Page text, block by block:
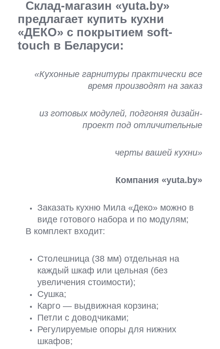
Склад-магазин «yuta.by»
предлагает купить кухни
«ДЕКО» с покрытием soft-
touch в Беларуси:
«Кухонные гарнитуры практически все
время производят на заказ
из готовых модулей, подгоняя дизайн-
проект под отличительные
черты вашей кухни»
Компания «yuta.by»
Заказать кухню Мила «Деко» можно в
виде готового набора и по модулям;
В комплект входит:
Столешница (38 мм) отдельная на
каждый шкаф или цельная (без
увеличения стоимости);
Сушка;
Карго — выдвижная корзина;
Петли с доводчиками;
Регулируемые опоры для нижних
шкафов;